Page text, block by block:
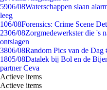
5906/08Waterschappen slaan
leeg
106/08Forensics: Crime Scene
2306/08Zorgmedewerkster die 's
ontslagen
3806/08Random Pics van de Dag
1805/08Datalek bij Bol en de
partner Ceva
Actieve items
Actieve items